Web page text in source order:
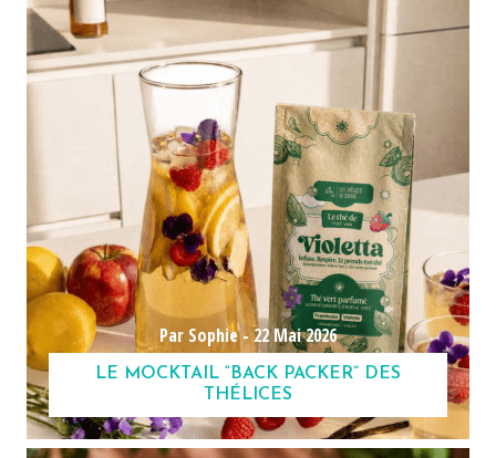
Par Sophie -22 Mai 2026
LE MOCKTAIL “BACK PACKER” DES
THÉLICES